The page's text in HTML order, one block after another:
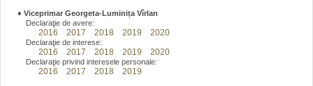
♦ Viceprimar Georgeta-Luminița Vîrlan
Declaraţie de avere:
2016 2017 2018 2019 2020
Declaraţie de interese:
2016 2017 2018 2019 2020
Declaraţie privind interesele personale:
2016 2017 2018 2019